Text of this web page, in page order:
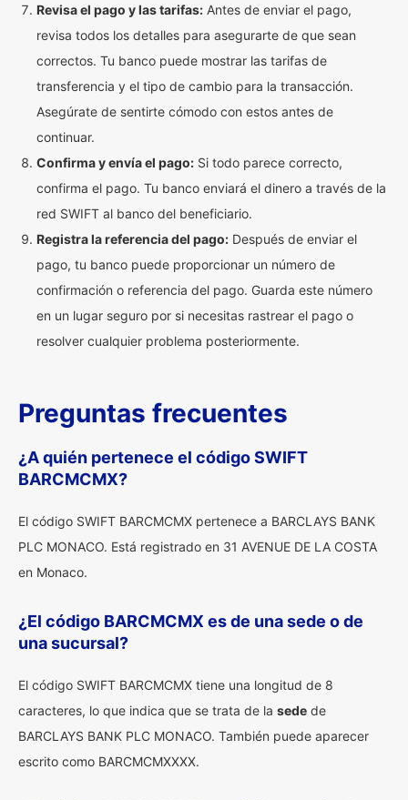
Revisa el pago y las tarifas: Antes de enviar el pago,
revisa todos los detalles para asegurarte de que sean
correctos. Tu banco puede mostrar las tarifas de
transferencia y el tipo de cambio para la transacción.
Asegúrate de sentirte cómodo con estos antes de
continuar.
Confirma y envía el pago: Si todo parece correcto,
confirma el pago. Tu banco enviará el dinero a través de la
red SWIFT al banco del beneficiario.
Registra la referencia del pago: Después de enviar el
pago, tu banco puede proporcionar un número de
confirmación o referencia del pago. Guarda este número
en un lugar seguro por si necesitas rastrear el pago o
resolver cualquier problema posteriormente.
Preguntas frecuentes
¿A quién pertenece el código SWIFT
BARCMCMX?
El código SWIFT BARCMCMX pertenece a BARCLAYS BANK
PLC MONACO. Está registrado en 31 AVENUE DE LA COSTA
en Monaco.
¿El código BARCMCMX es de una sede o de
una sucursal?
El código SWIFT BARCMCMX tiene una longitud de 8
caracteres, lo que indica que se trata de la sede de
BARCLAYS BANK PLC MONACO. También puede aparecer
escrito como BARCMCMXXXX.